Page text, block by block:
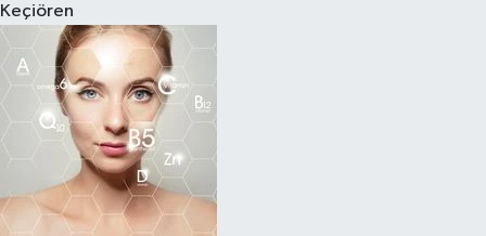
Keçiören